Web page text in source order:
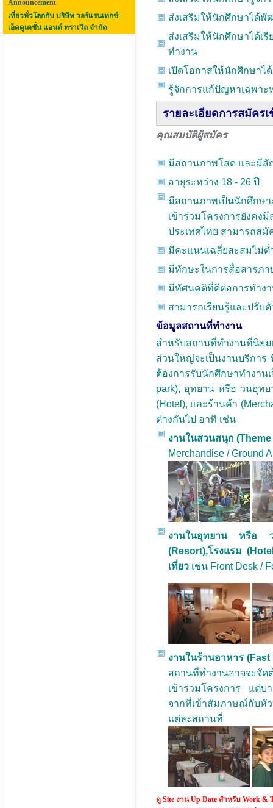
Announcement
เที่ยวทั่วโลกกับ บริษัท วอร์แรนเทกซ์
เอ็ดดูเคชั่น แอนด์ ทราเวิล จำกัด
ส่งเสริมให้นักศึกษาได้พั
ส่งเสริมให้นักศึกษาได้เ
ทำงาน
เปิดโอกาสให้นักศึกษาไ
รู้จักการแก้ปัญหาเฉพาะ
รายละเอียดการสมัคร
คุณสมบัติผู้สมัคร
มีสถานภาพโสด และมีสั
อายุระหว่าง 18 - 26 ปี
มีสถานภาพเป็นนักศึกษ
เข้าร่วมโครงการยังคง
ประเทศไทย สามารถสมั
มีคะแนนเฉลี่ยสะสมไม่ต่
มีทักษะในการสื่อสารภ
มีทัศนคติที่ดีต่อการทำง
สามารถเรียนรู้และปรับ
ข้อมูลสถานที่ทำงาน
สำหรับสถานที่ทำงานที่นิย
ส่วนใหญ่จะเป็นงานบริกา
ต้องการรับนักศึกษาทำงา
park), อุทยาน หรือ วนอุท
(Hotel), และร้านค้า
ต่างกันไป อาทิ เช่น
งานในสวนสนุก (Theme
Merchandise / Ground
งานในอุทยาน หรือ
(Resort),โรงแรม
เที่ยว เช่น Front Desk /
งานในร้านอาหาร
สถานที่ทำงานอาจจะจัด
เข้าร่วมโครงการ แต่บ
จากที่เข้าสัมภาษณ์กับหั
แต่ละสถานที่
ดู Site งาน Up Date สำหรับ Work